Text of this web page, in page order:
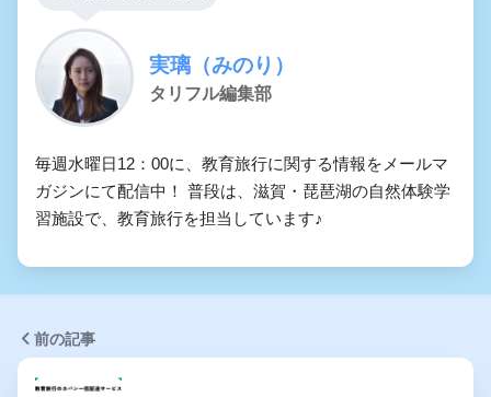
実璃（みのり）
タリフル編集部
毎週水曜日12：00に、教育旅行に関する情報をメールマ
ガジンにて配信中！ 普段は、滋賀・琵琶湖の自然体験学
習施設で、教育旅行を担当しています♪
前の記事